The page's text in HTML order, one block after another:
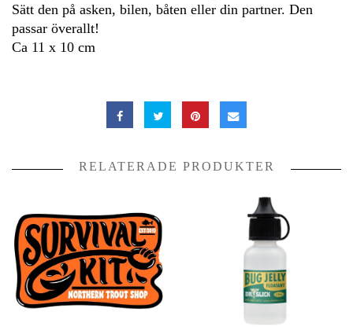
Sätt den på asken, bilen, båten eller din partner. Den
passar överallt!
Ca 11 x 10 cm
RELATERADE PRODUKTER